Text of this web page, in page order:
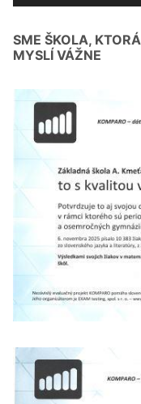
SME ŠKOLA,
MYSLÍ VÁŽNE